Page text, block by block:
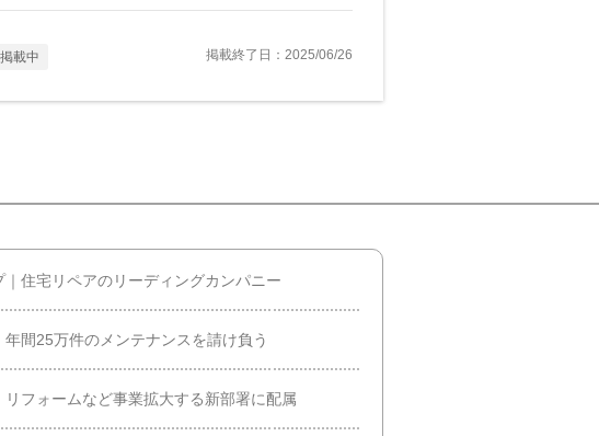
載中 掲載終了日：2025/06/26
｜住宅リペアのリーディングカンパニー
年間25万件のメンテナンスを請け負う
フォームなど事業拡大する新部署に配属